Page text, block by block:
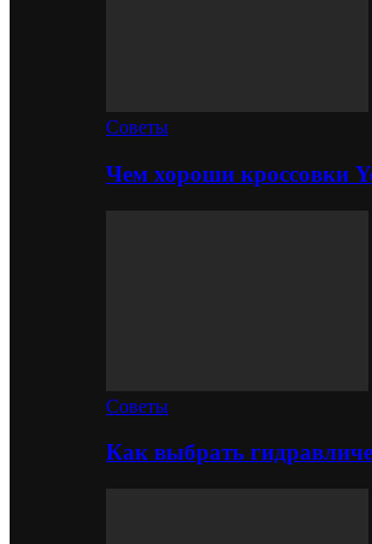
Советы
Чем хороши кроссовки
Советы
Как выбрать